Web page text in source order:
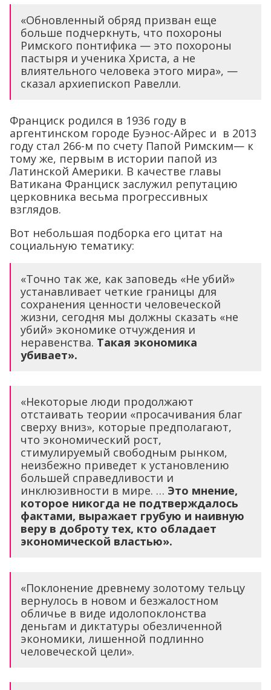
«Обновленный обряд призван еще
больше подчеркнуть, что похороны
Римского понтифика — это похороны
пастыря и ученика Христа, а не
влиятельного человека этого мира», —
сказал архиепископ Равелли.
Франциск родился в 1936 году в
аргентинском городе Буэнос-Айрес и в 2013
году стал 266-м по счету Папой Римским— к
тому же, первым в истории папой из
Латинской Америки. В качестве главы
Ватикана Франциск заслужил репутацию
церковника весьма прогрессивных
взглядов.
Вот небольшая подборка его цитат на
социальную тематику:
«Точно так же, как заповедь «Не убий»
устанавливает четкие границы для
сохранения ценности человеческой
жизни, сегодня мы должны сказать «не
убий» экономике отчуждения и
неравенства. Такая экономика
убивает».
«Некоторые люди продолжают
отстаивать теории «просачивания благ
сверху вниз», которые предполагают,
что экономический рост,
стимулируемый свободным рынком,
неизбежно приведет к установлению
большей справедливости и
инклюзивности в мире. … Это мнение,
которое никогда не подтверждалось
фактами, выражает грубую и наивную
веру в доброту тех, кто обладает
экономической властью».
«Поклонение древнему золотому тельцу
вернулось в новом и безжалостном
обличье в виде идолопоклонства
деньгам и диктатуры обезличенной
экономики, лишенной подлинно
человеческой цели».